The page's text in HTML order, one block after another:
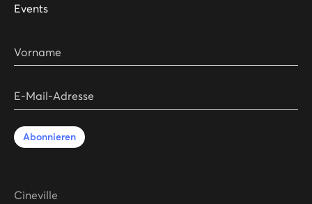
Events
Vorname
E-Mail-Adresse
Abonnieren
Cineville